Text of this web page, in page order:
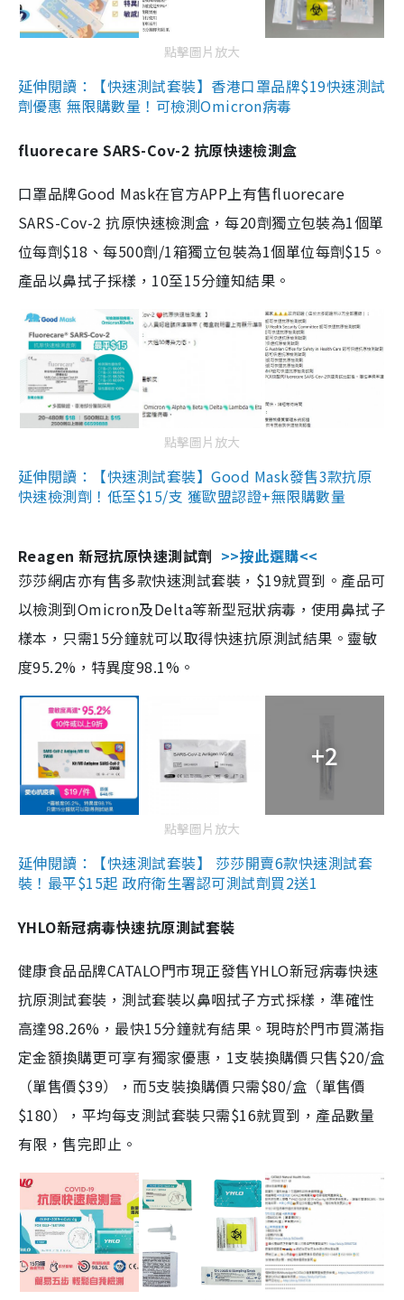
點擊圖片放大
延伸閱讀：【快速測試套裝】香港口罩品牌$19快速測試
劑優惠 無限購數量！可檢測Omicron病毒
fluorecare SARS-Cov-2 抗原快速檢測盒
口罩品牌Good Mask在官方APP上有售fluorecare
SARS-Cov-2 抗原快速檢測盒，每20劑獨立包裝為1個單
位每劑$18、每500劑/1箱獨立包裝為1個單位每劑$15。
產品以鼻拭子採樣，10至15分鐘知結果。
點擊圖片放大
延伸閱讀：【快速測試套裝】Good Mask發售3款抗原
快速檢測劑！低至$15/支 獲歐盟認證+無限購數量
Reagen 新冠抗原快速測試劑 >>按此選購<<
莎莎網店亦有售多款快速測試套裝，$19就買到。產品可
以檢測到Omicron及Delta等新型冠狀病毒，使用鼻拭子
樣本，只需15分鐘就可以取得快速抗原測試結果。靈敏
度95.2%，特異度98.1%。
+2
點擊圖片放大
延伸閱讀：【快速測試套裝】 莎莎開賣6款快速測試套
裝！最平$15起 政府衛生署認可測試劑買2送1
YHLO新冠病毒快速抗原測試套裝
健康食品品牌CATALO門市現正發售YHLO新冠病毒快速
抗原測試套裝，測試套裝以鼻咽拭子方式採樣，準確性
高達98.26%，最快15分鐘就有結果。現時於門市買滿指
定金額換購更可享有獨家優惠，1支裝換購價只售$20/盒
（單售價$39），而5支裝換購價只需$80/盒（單售價
$180），平均每支測試套裝只需$16就買到，產品數量
有限，售完即止。